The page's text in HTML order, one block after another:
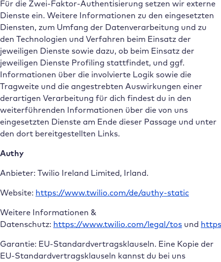
Für die Zwei-Faktor-Authentisierung setzen wir externe
Dienste ein. Weitere Informationen zu den eingesetzten
Diensten, zum Umfang der Datenverarbeitung und zu
den Technologien und Verfahren beim Einsatz der
jeweiligen Dienste sowie dazu, ob beim Einsatz der
jeweiligen Dienste Profiling stattfindet, und ggf.
Informationen über die involvierte Logik sowie die
Tragweite und die angestrebten Auswirkungen einer
derartigen Verarbeitung für dich findest du in den
weiterführenden Informationen über die von uns
eingesetzten Dienste am Ende dieser Passage und unter
den dort bereitgestellten Links.
Authy
Anbieter: Twilio Ireland Limited, Irland.
Website: https://www.twilio.com/de/authy-static
Weitere Informationen &
Datenschutz: https://www.twilio.com/legal/tos und
Garantie: EU-Standardvertragsklauseln. Eine Kopie der
EU-Standardvertragsklauseln kannst du bei uns